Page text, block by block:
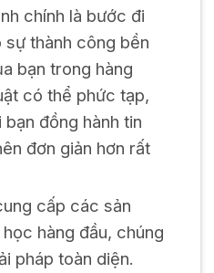
chính là bước đi
thành công bền
bạn trong hàng
có thể phức tạp,
đồng hành tin
đơn giản hơn rất
cấp các sản
hàng đầu, chúng
pháp toàn diện.